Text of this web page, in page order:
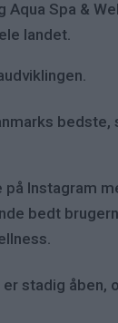
Spa &
landet.
bedste,
Instagram
bedt
stadig åben,